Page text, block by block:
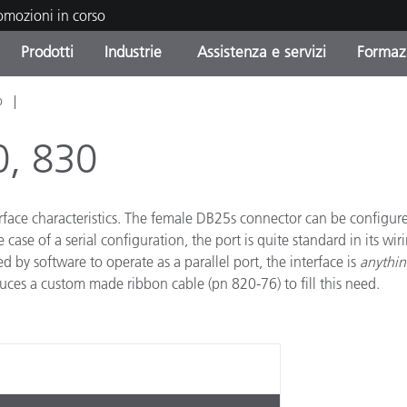
in corso
Prodotti
di Prodotto
Online Store
Industrie
e Rivestimenti
Prodotti di Consumo
Confezionati
Assistenza e servizi
e manutenzione
Experience Center
Le più scaricate
Altre risorse
830
characteristics. The female DB25s connector can be
of a serial configuration, the port is quite standard in its
by software to operate as a parallel port, the interface is
a custom made ribbon cable (pn 820-76) to fill this need.